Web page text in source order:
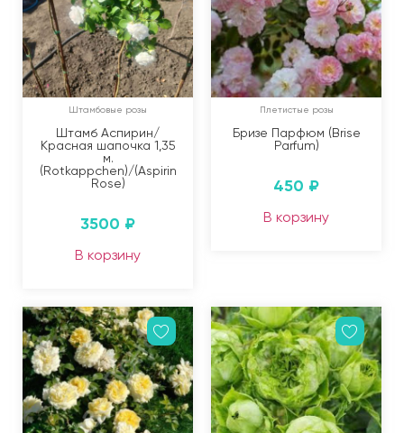
Штамбовые розы
Штамб Аспирин/
Красная шапочка 1,35
м.
(Rotkappchen)/(Aspirin
Rose)
3500 ₽
В корзину
Плетистые розы
Бризе Парфюм (Brise
Parfum)
450 ₽
В корзину